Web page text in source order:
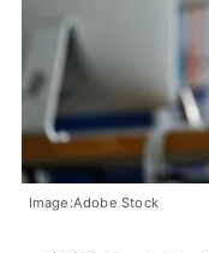
Image:Adobe Stock